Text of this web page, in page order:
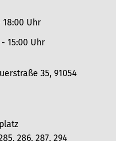
18:00 Uhr
15:00 Uhr
35, 91054
286, 287, 294